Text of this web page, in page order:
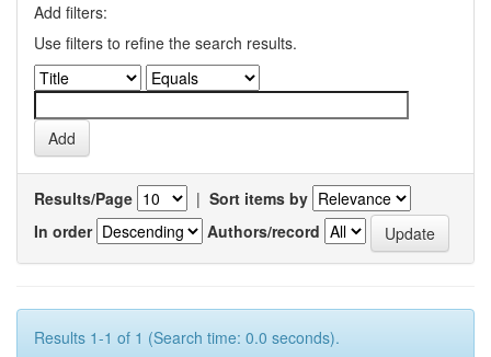
Add filters:
Use filters to refine the search results.
Results/Page | Sort items by
In order
Authors/record
Results 1-1 of 1 (Search time: 0.0 seconds).